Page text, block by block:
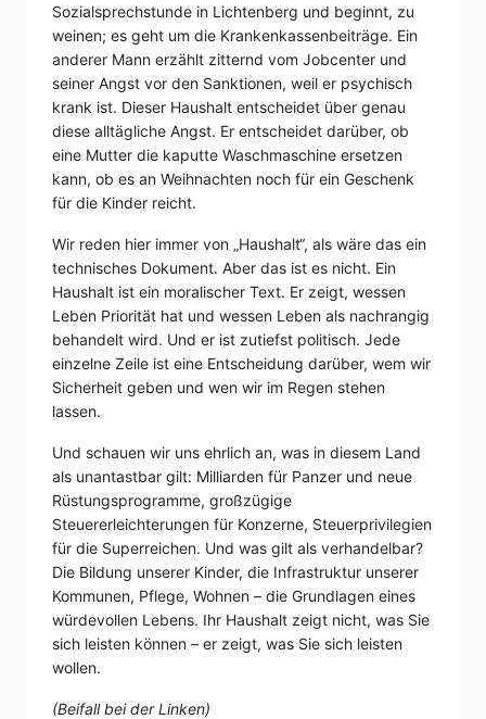
Sozialsprechstunde in Lichtenberg und beginnt, zu
weinen; es geht um die Krankenkassenbeiträge. Ein
anderer Mann erzählt zitternd vom Jobcenter und
seiner Angst vor den Sanktionen, weil er psychisch
krank ist. Dieser Haushalt entscheidet über genau
diese alltägliche Angst. Er entscheidet darüber, ob
eine Mutter die kaputte Waschmaschine ersetzen
kann, ob es an Weihnachten noch für ein Geschenk
für die Kinder reicht.
Wir reden hier immer von „Haushalt“, als wäre das ein
technisches Dokument. Aber das ist es nicht. Ein
Haushalt ist ein moralischer Text. Er zeigt, wessen
Leben Priorität hat und wessen Leben als nachrangig
behandelt wird. Und er ist zutiefst politisch. Jede
einzelne Zeile ist eine Entscheidung darüber, wem wir
Sicherheit geben und wen wir im Regen stehen
lassen.
Und schauen wir uns ehrlich an, was in diesem Land
als unantastbar gilt: Milliarden für Panzer und neue
Rüstungsprogramme, großzügige
Steuererleichterungen für Konzerne, Steuerprivilegien
für die Superreichen. Und was gilt als verhandelbar?
Die Bildung unserer Kinder, die Infrastruktur unserer
Kommunen, Pflege, Wohnen – die Grundlagen eines
würdevollen Lebens. Ihr Haushalt zeigt nicht, was Sie
sich leisten können – er zeigt, was Sie sich leisten
wollen.
(Beifall bei der Linken)